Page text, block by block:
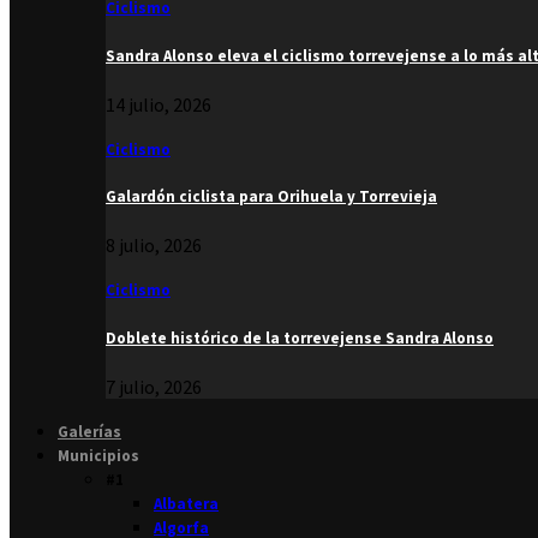
Ciclismo
Sandra Alonso eleva el ciclismo torrevejense a lo más
14 julio, 2026
Ciclismo
Galardón ciclista para Orihuela y Torrevieja
8 julio, 2026
Ciclismo
Doblete histórico de la torrevejense Sandra Alonso
7 julio, 2026
Galerías
Municipios
Albatera
Algorfa